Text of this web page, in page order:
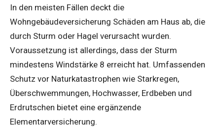
In den meisten Fällen deckt die
Wohngebäudeversicherung Schäden am Haus ab, die
durch Sturm oder Hagel verursacht wurden.
Voraussetzung ist allerdings, dass der Sturm
mindestens Windstärke 8 erreicht hat. Umfassenden
Schutz vor Naturkatastrophen wie Starkregen,
Überschwemmungen, Hochwasser, Erdbeben und
Erdrutschen bietet eine ergänzende
Elementarversicherung.